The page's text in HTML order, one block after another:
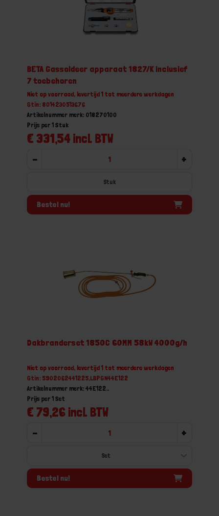
BETA Gassoldeer apparaat 1827/K inclusief
7 toebehoren
Niet op voorraad, levertijd 1 tot meerdere werkdagen
Gtin: 8014230513676
Artikelnummer merk: 018270100
€ 331,54 incl. BTW
Prijs per 1 Stuk
- +
Stuk
Bestel nu!
Dakbranderset 1850C 60MM 58kW 4000g/h
Niet op voorraad, levertijd 1 tot meerdere werkdagen
Gtin: 5902062441225,LBPGN44E122
Artikelnummer merk: 44E122..
€ 79,26 incl. BTW
Prijs per 1 Set
- +
Bestel nu!